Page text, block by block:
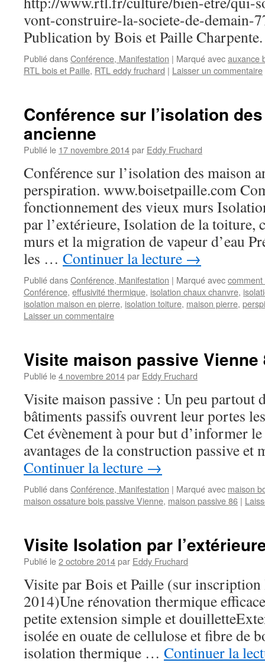
vont-construire-la-societe-de-demain-
Publication by Bois et Paille Charpente.
Publié dansConférence, Manifestation | Marqué avecauxance
RTL bois et Paille, RTL eddy fruchard | Laisser un commentaire
Conférence sur l’isolation
ancienne
Publié le 17 novembre 2014par Eddy Fruchard
Conférence sur l’isolation des maison
perspiration. www.boisetpaille.com
fonctionnement des vieux murs
par l’extérieure, Isolation de la toiture,
murs et la migration de vapeur d’eau
les … Continuer la lecture →
Publié dansConférence, Manifestation | Marqué avec
Conférence, effusivité thermique, isolation chaux chanvre,
isolation maison en pierre, isolation toiture, maison pierre,
Laisser un commentaire
Visite maison passive Vienne
Publié le4 novembre 2014par Eddy Fruchard
Visite maison passive : Un peu partout
bâtiments passifs ouvrent leur portes
Cet évènement à pour but d’informer
avantages de la construction passive
Continuer la lecture →
Publié dansConférence, Manifestation | Marqué avec maison
maison ossature bois passive Vienne, maison passive 86 |
Visite Isolation par
Publié le2 octobre 2014par Eddy Fruchard
Visite par Bois et Paille (sur inscription
2014)Une rénovation thermique
petite extension simple et
isolée en ouate de cellulose et fibre de
isolation thermique … Continuer la